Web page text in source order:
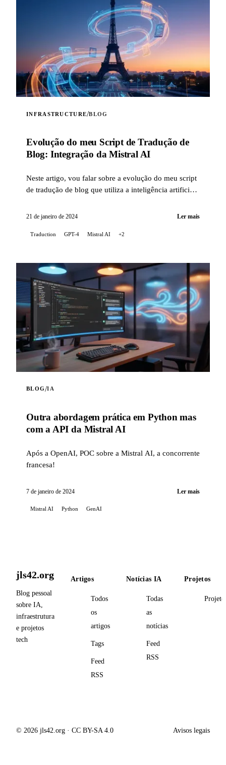
INFRASTRUCTURE/BLOG
Evolução do meu Script de Tradução de
Blog: Integração da Mistral AI
Neste artigo, vou falar sobre a evolução do meu script
de tradução de blog que utiliza a inteligência artificial,
21 de janeiro de 2024 Ler mais
Traduction GPT-4 Mistral AI +2
BLOG/IA
Outra abordagem prática em Python mas
com a API da Mistral AI
Após a OpenAI, POC sobre a Mistral AI, a concorrente
francesa!
7 de janeiro de 2024 Ler mais
Mistral AI Python GenAI
jls42.org
Blog pessoal
sobre IA,
infraestrutura
e projetos
tech
Artigos
Todos
os
artigos
Tags
Feed
RSS
Notícias IA
Todas
as
notícias
Feed
RSS
Projetos
© 2026 jls42.org · CC BY-SA 4.0 Avisos legais